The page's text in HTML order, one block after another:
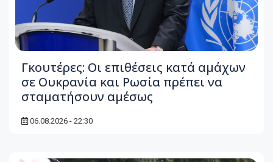
Γκουτέρες: Οι επιθέσεις κατά αμάχων
σε Ουκρανία και Ρωσία πρέπει να
σταματήσουν αμέσως
06.08.2026 - 22:30